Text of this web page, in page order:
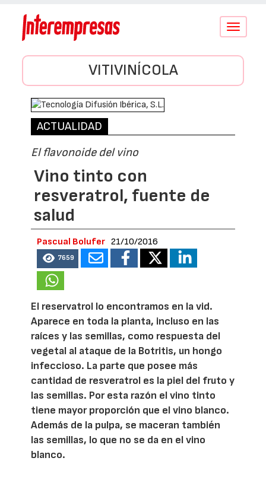
Conmutar
VITIVINÍCOLA
ACTUALIDAD
El flavonoide del vino
Vino tinto con
resveratrol, fuente de
salud
Pascual Bolufer 21/10/2016
7659
El reservatrol lo encontramos en la vid.
Aparece en toda la planta, incluso en las
raíces y las semillas, como respuesta del
vegetal al ataque de la Botritis, un hongo
infeccioso. La parte que posee más
cantidad de resveratrol es la piel del fruto y
las semillas. Por esta razón el vino tinto
tiene mayor proporción que el vino blanco.
Además de la pulpa, se maceran también
las semillas, lo que no se da en el vino
blanco.